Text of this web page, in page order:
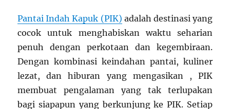
Pantai Indah Kapuk (PIK) adalah destinasi yang
cocok untuk menghabiskan waktu seharian
penuh dengan perkotaan dan kegembiraan.
Dengan kombinasi keindahan pantai, kuliner
lezat, dan hiburan yang mengasikan , PIK
membuat pengalaman yang tak terlupakan
bagi siapapun yang berkunjung ke PIK. Setiap